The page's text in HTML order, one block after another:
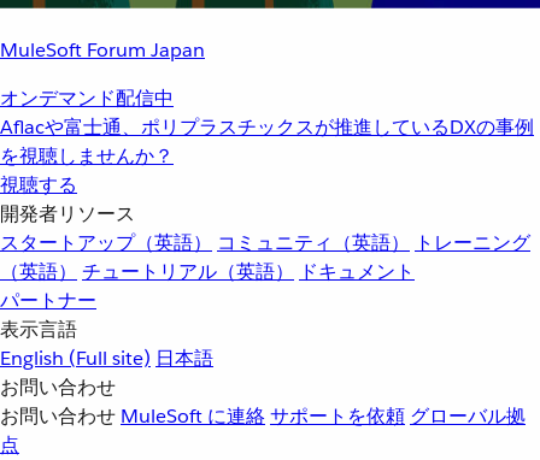
MuleSoft Forum Japan
オンデマンド配信中
Aflacや富士通、ポリプラスチックスが推進しているDXの事例
を視聴しませんか？
視聴する
開発者リソース
スタートアップ（英語）
コミュニティ（英語）
トレーニング
（英語）
チュートリアル（英語）
ドキュメント
パートナー
表示言語
English (Full site) 日本語
お問い合わせ
お問い合わせ MuleSoft に連絡サポートを依頼 グローバル拠
点